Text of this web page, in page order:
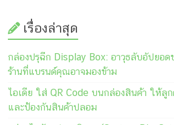
เรื่องล่าสุด
กล่องปรุฉีก Display Box: อาวุธลับอัปยอ
ร้านที่แบรนด์คุณอาจมองข้าม
ไอเดีย ใส่ QR Code บนกล่องสินค้า ให้ลู
และป้องกันสินค้าปลอม